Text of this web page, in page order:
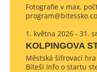
Fotografie v max.
1. května 2026 - 31.
KOLPINGOVA
Městská šifrovací
Bíteši Info o startu